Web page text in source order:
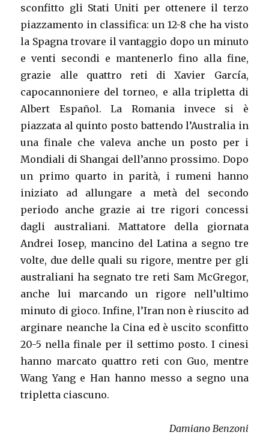
sconfitto gli Stati Uniti per ottenere il terzo
piazzamento in classifica: un 12-8 che ha visto
la Spagna trovare il vantaggio dopo un minuto
e venti secondi e mantenerlo fino alla fine,
grazie alle quattro reti di Xavier García,
capocannoniere del torneo, e alla tripletta di
Albert Español. La Romania invece si è
piazzata al quinto posto battendo l’Australia in
una finale che valeva anche un posto per i
Mondiali di Shangai dell’anno prossimo. Dopo
un primo quarto in parità, i rumeni hanno
iniziato ad allungare a metà del secondo
periodo anche grazie ai tre rigori concessi
dagli australiani. Mattatore della giornata
Andrei Iosep, mancino del Latina a segno tre
volte, due delle quali su rigore, mentre per gli
australiani ha segnato tre reti Sam McGregor,
anche lui marcando un rigore nell’ultimo
minuto di gioco. Infine, l’Iran non è riuscito ad
arginare neanche la Cina ed è uscito sconfitto
20-5 nella finale per il settimo posto. I cinesi
hanno marcato quattro reti con Guo, mentre
Wang Yang e Han hanno messo a segno una
tripletta ciascuno.
Damiano Benzoni